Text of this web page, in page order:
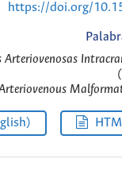
https://doi.org/